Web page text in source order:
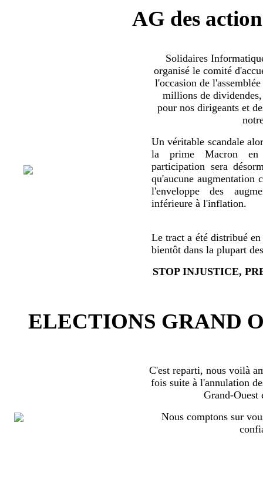
AG des
Solidaires
organisé le comité
l'occasion de
millions de
pour nos dirigeants et
Un véritable scandale
la prime Macron
participation sera
qu'aucune augmentation
l'enveloppe des
inférieure à l'inflation.
Le tract a été distribué en
bientôt dans la plupart
STOP INJUSTICE,
ELECTIONS GRAND
C'est reparti, nous voilà
fois suite à l'annulation
Grand-Ouest
Nous comptons sur